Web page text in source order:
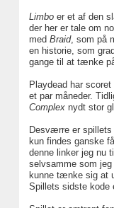
Limboer et af den
der her er tale om
med Braid, som på
en historie, som
gange til at tænke
Playdead har
et par måneder.
Complexnydt stor
Desværre er
kun findes ganske
denne linker jeg nu
selvsamme som
kunne tænke sig at
Spillets sidste kode